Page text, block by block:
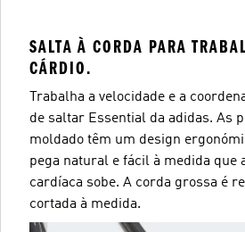
SALTA À CORDA PARA
CÁRDIO.
Trabalha a velocidade e a
de saltar Essential da adidas. As
moldado têm um design
pega natural e fácil à medida que
cardíaca sobe. A corda grossa é
cortada à medida.